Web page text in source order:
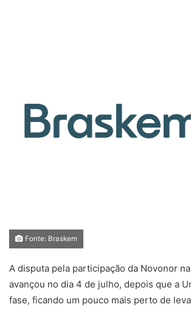
Fonte: Braskem
A disputa pela participação da Novonor
avançou no dia 4 de julho, depois que a
fase, ficando um pouco mais perto de